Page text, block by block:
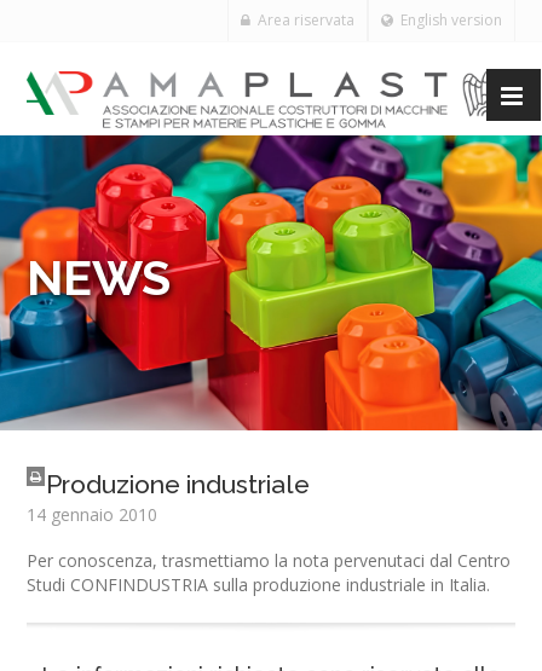
English version
Area riservata
NEWS
Produzione industriale
14 gennaio 2010
Per conoscenza, trasmettiamo la nota pervenutaci dal Centro
Studi CONFINDUSTRIA sulla produzione industriale in Italia.